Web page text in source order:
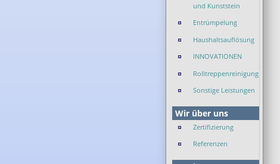
und Kunststein
Entrümpelung
Haushaltsauflösung
INNOVATIONEN
Rolltreppenreinigung
Sonstige Leistungen
Wir über uns
Zertifizierung
Referenzen